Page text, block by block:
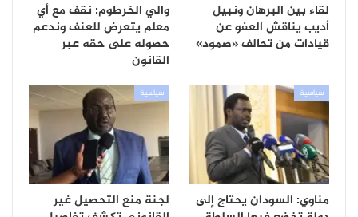
لقاء بين البرهان ونبيل
أديب يناقش العفو عن
قيادات من تحالف «صمود»
والي الخرطوم: نقف مع أي
معلم يتعرض للعنف وندعم
حصوله على حقه عبر
القانون
سياسية
مناوي: السودان يحتاج إلى
سياسية
لجنة منع التحصيل غير